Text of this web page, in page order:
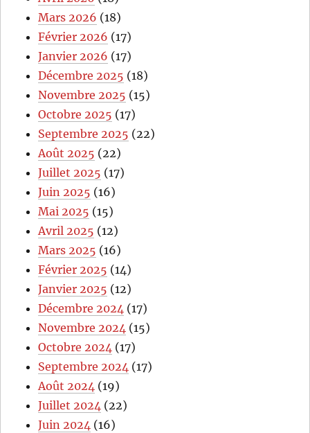
Mars 2026 (18)
Février 2026 (17)
Janvier 2026 (17)
Décembre 2025 (18)
Novembre 2025 (15)
Octobre 2025 (17)
Septembre 2025 (22)
Août 2025 (22)
Juillet 2025 (17)
Juin 2025 (16)
Mai 2025 (15)
Avril 2025 (12)
Mars 2025 (16)
Février 2025 (14)
Janvier 2025 (12)
Décembre 2024 (17)
Novembre 2024 (15)
Octobre 2024 (17)
Septembre 2024 (17)
Août 2024 (19)
Juillet 2024 (22)
Juin 2024 (16)